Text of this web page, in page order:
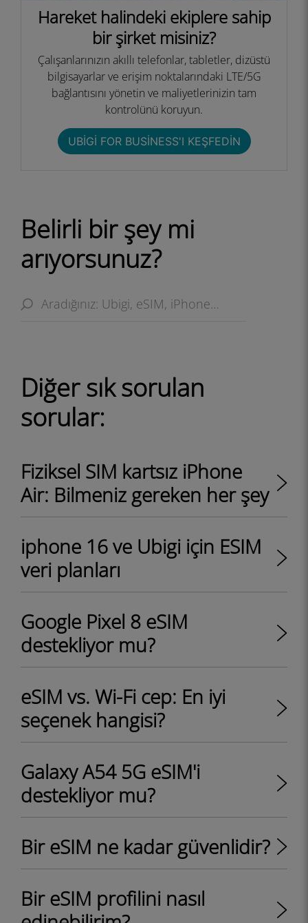
Hareket halindeki ekiplere sahip
bir şirket misiniz?
Çalışanlarınızın akıllı telefonlar, tabletler, dizüstü
bilgisayarlar ve erişim noktalarındaki LTE/5G
bağlantısını yönetin ve maliyetlerinizin tam
kontrolünü koruyun.
UBIGI FOR BUSINESS'I KEŞFEDIN
Belirli bir şey mi
arıyorsunuz?
Diğer sık ​​sorulan
sorular:
Fiziksel SIM kartsız iPhone
Air: Bilmeniz gereken her şey
iphone 16 ve Ubigi için ESIM
veri planları
Google Pixel 8 eSIM
destekliyor mu?
eSIM vs. Wi-Fi cep: En iyi
seçenek hangisi?
Galaxy A54 5G eSIM'i
destekliyor mu?
Bir eSIM ne kadar güvenlidir?
Bir eSIM profilini nasıl